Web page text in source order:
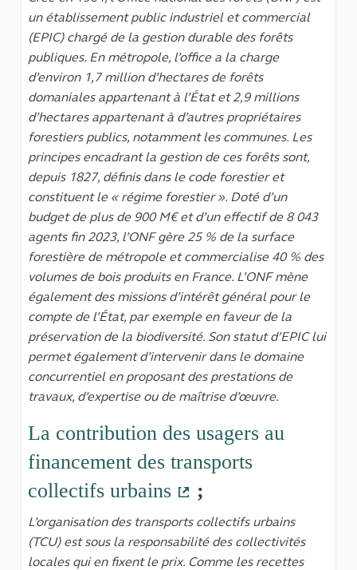
un établissement public industriel et commercial
(EPIC) chargé de la gestion durable des forêts
publiques. En métropole, l’office a la charge
d’environ 1,7 million d’hectares de forêts
domaniales appartenant à l’État et 2,9 millions
d’hectares appartenant à d’autres propriétaires
forestiers publics, notamment les communes. Les
principes encadrant la gestion de ces forêts sont,
depuis 1827, définis dans le code forestier et
constituent le « régime forestier ». Doté d’un
budget de plus de 900 M€ et d’un effectif de 8 043
agents fin 2023, l’ONF gère 25 % de la surface
forestière de métropole et commercialise 40 % des
volumes de bois produits en France. L’ONF mène
également des missions d’intérêt général pour le
compte de l’État, par exemple en faveur de la
préservation de la biodiversité. Son statut d’EPIC lui
permet également d’intervenir dans le domaine
concurrentiel en proposant des prestations de
travaux, d’expertise ou de maîtrise d’œuvre.
La contribution des usagers au
financement des transports
collectifs urbains
(Lien externe)
;
L’organisation des transports collectifs urbains
(TCU) est sous la responsabilité des collectivités
locales qui en fixent le prix. Comme les recettes